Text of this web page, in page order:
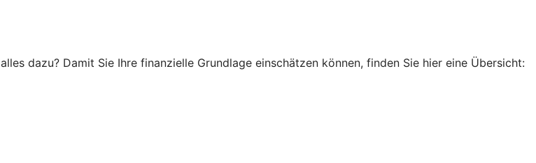
dazu? Damit Sie Ihre finanzielle Grundlage einschätzen können, finden Sie hier eine Übersicht: